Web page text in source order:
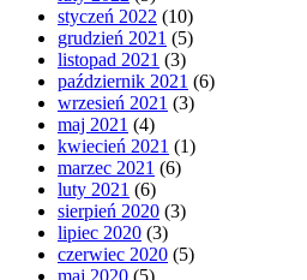
styczeń 2022 (10)
grudzień 2021 (5)
listopad 2021 (3)
październik 2021 (6)
wrzesień 2021 (3)
maj 2021 (4)
kwiecień 2021 (1)
marzec 2021 (6)
luty 2021 (6)
sierpień 2020 (3)
lipiec 2020 (3)
czerwiec 2020 (5)